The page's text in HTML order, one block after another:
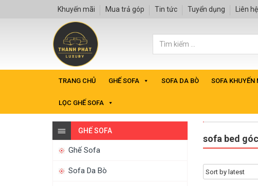
Khuyến mãi Mua trả góp Tin tức Tuyển dụng Liên hệ
TRANG CHỦ GHẾ SOFA SOFA DA BÒ SOFA KHUYẾN
LỌC GHẾ SOFA
GHẾ SOFA
Ghế Sofa
Sofa Da Bò
sofa bed